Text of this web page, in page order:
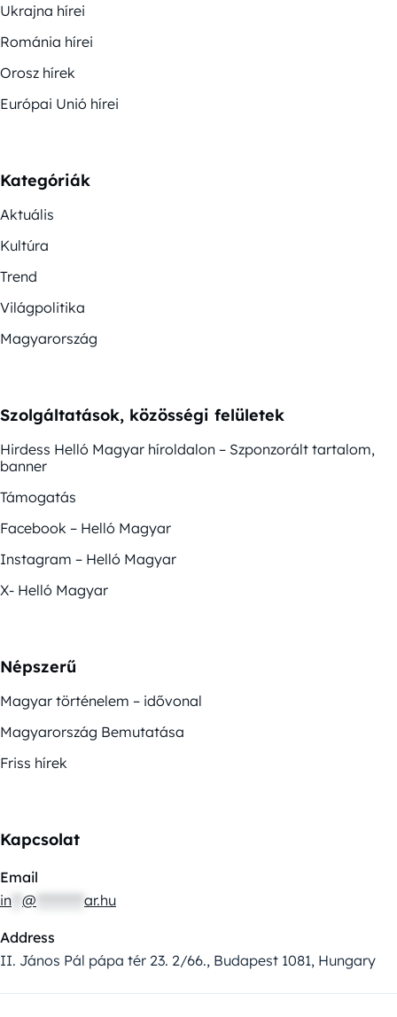
Ukrajna hírei
Románia hírei
Orosz hírek
Európai Unió hírei
Kategóriák
Aktuális
Kultúra
Trend
Világpolitika
Magyarország
Szolgáltatások, közösségi felületek
Hirdess Helló Magyar híroldalon – Szponzorált tartalom,
banner
Támogatás
Facebook – Helló Magyar
Instagram – Helló Magyar
X- Helló Magyar
Népszerű
Magyar történelem – idővonal
Magyarország Bemutatása
Friss hírek
Kapcsolat
Email
in @ ar.hu
Address
II. János Pál pápa tér 23. 2/66., Budapest 1081, Hungary